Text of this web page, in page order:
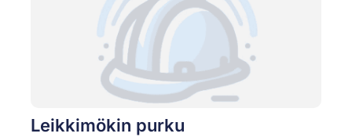
Leikkimökin purku